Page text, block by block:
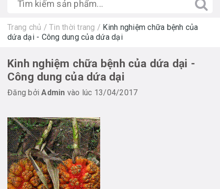
Trang chủ / Tin thời trang / Kinh nghiệm chữa bệnh của
dứa dại - Công dung của dứa dại
Kinh nghiệm chữa bệnh của dứa dại -
Công dung của dứa dại
Đăng bởiAdmin vào lúc 13/04/2017